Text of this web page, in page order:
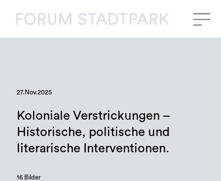
27.Nov.2025
Koloniale Verstrickungen –
Historische, politische und
literarische Interventionen.
16 Bilder